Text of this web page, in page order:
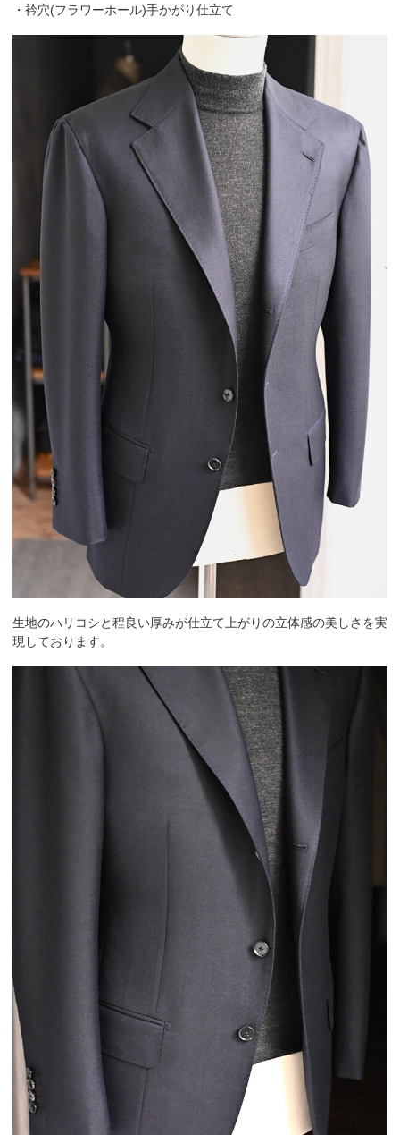
・衿穴(フラワーホール)手かがり仕立て
生地のハリコシと程良い厚みが仕立て上がりの立体感の美しさを実
現しております。